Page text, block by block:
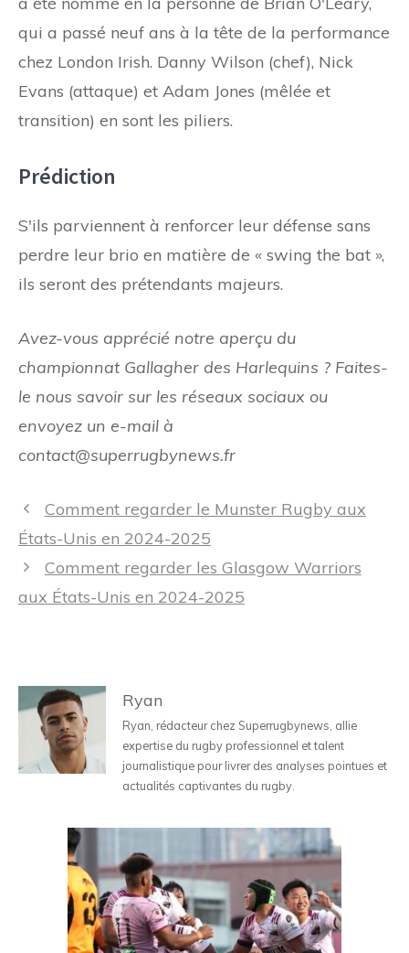
qui a passé neuf ans à la tête de la performance
chez London Irish. Danny Wilson (chef), Nick
Evans (attaque) et Adam Jones (mêlée et
transition) en sont les piliers.
Prédiction
S'ils parviennent à renforcer leur défense sans
perdre leur brio en matière de « swing the bat »,
ils seront des prétendants majeurs.
Avez-vous apprécié notre aperçu du
championnat Gallagher des Harlequins ? Faites-
le nous savoir sur les réseaux sociaux ou
envoyez un e-mail à
contact@superrugbynews.fr
Navigation
des
Comment regarder le Munster Rugby aux
États-Unis en 2024-2025
Comment regarder les Glasgow Warriors
aux États-Unis en 2024-2025
Ryan
Ryan, rédacteur chez Superrugbynews, allie
expertise du rugby professionnel et talent
journalistique pour livrer des analyses pointues et
actualités captivantes du rugby.